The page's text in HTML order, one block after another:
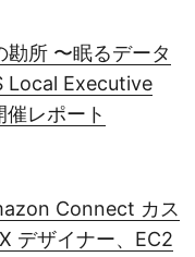
所 〜眠るデータ
Local Executive
レポート
Connect カス
デザイナー、EC2